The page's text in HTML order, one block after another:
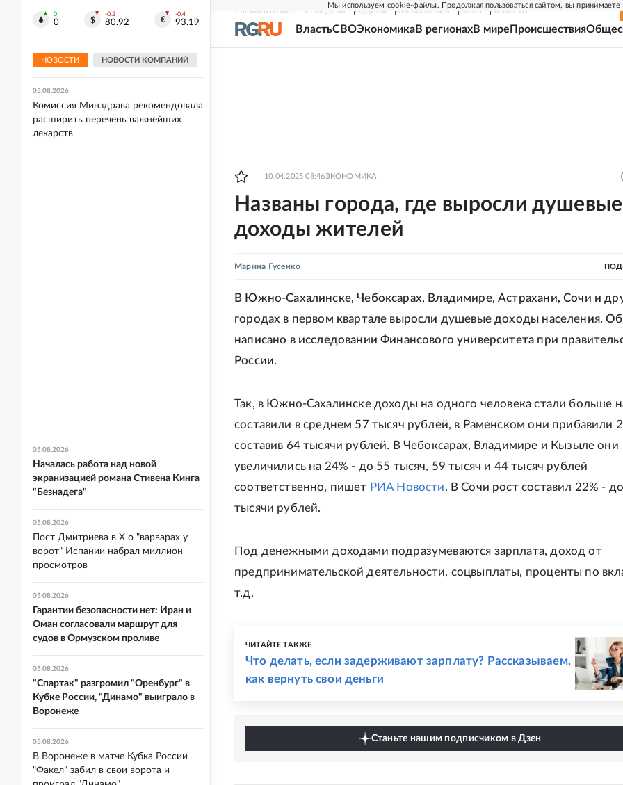
Мы используем cookie-файлы. Продолжая пользоваться сайтом, вы принимаете
СВЕЖИЙ НОМЕР РГ-НЕДЕЛЯ РОДИНА ПРИЛОЖЕНИЯ СОЮЗ НОВОСТИ
ВластьСВОЭкономикаВ регионахВ мире Происшествия
10.04.2025 08:46ЭКОНОМИКА
Названы города, где выросли душевые
доходы жителей
Марина Гусенко
В Южно-Сахалинске, Чебоксарах, Владимире, Астрахани, Сочи и
городах в первом квартале выросли душевые доходы населения.
написано в исследовании Финансового университета при
России.
Так, в Южно-Сахалинске доходы на одного человека стали больше
составили в среднем 57 тысяч рублей, в Раменском они прибавили
составив 64 тысячи рублей. В Чебоксарах, Владимире и Кызыле они
увеличились на 24% - до 55 тысяч, 59 тысяч и 44 тысяч рублей
соответственно, пишет РИА Новости. В Сочи рост составил 22% -
тысячи рублей.
Под денежными доходами подразумеваются зарплата, доход от
предпринимательской деятельности, соцвыплаты, проценты по
т.д.
ЧИТАЙТЕ ТАКЖЕ
Что делать, если задерживают зарплату? Рассказываем,
как вернуть свои деньги
Станьте нашим подписчиком в Дзен
0
0
-0.2
80.92
-0.4
93.19
НОВОСТИ НОВОСТИ КОМПАНИЙ
05.08.2026
Киеву
05.08.2026
Комиссия Минздрава рекомендовала
расширить перечень важнейших
лекарств
05.08.2026
Началась работа над новой
экранизацией романа Стивена Кинга
"Безнадега"
05.08.2026
Пост Дмитриева в X о "варварах у
ворот" Испании набрал миллион
просмотров
05.08.2026
Гарантии безопасности нет: Иран и
Оман согласовали маршрут для
судов в Ормузском проливе
05.08.2026
"Спартак" разгромил "Оренбург" в
Кубке России, "Динамо" выиграло в
Воронеже
05.08.2026
В Воронеже в матче Кубка России
"Факел" забил в свои ворота и